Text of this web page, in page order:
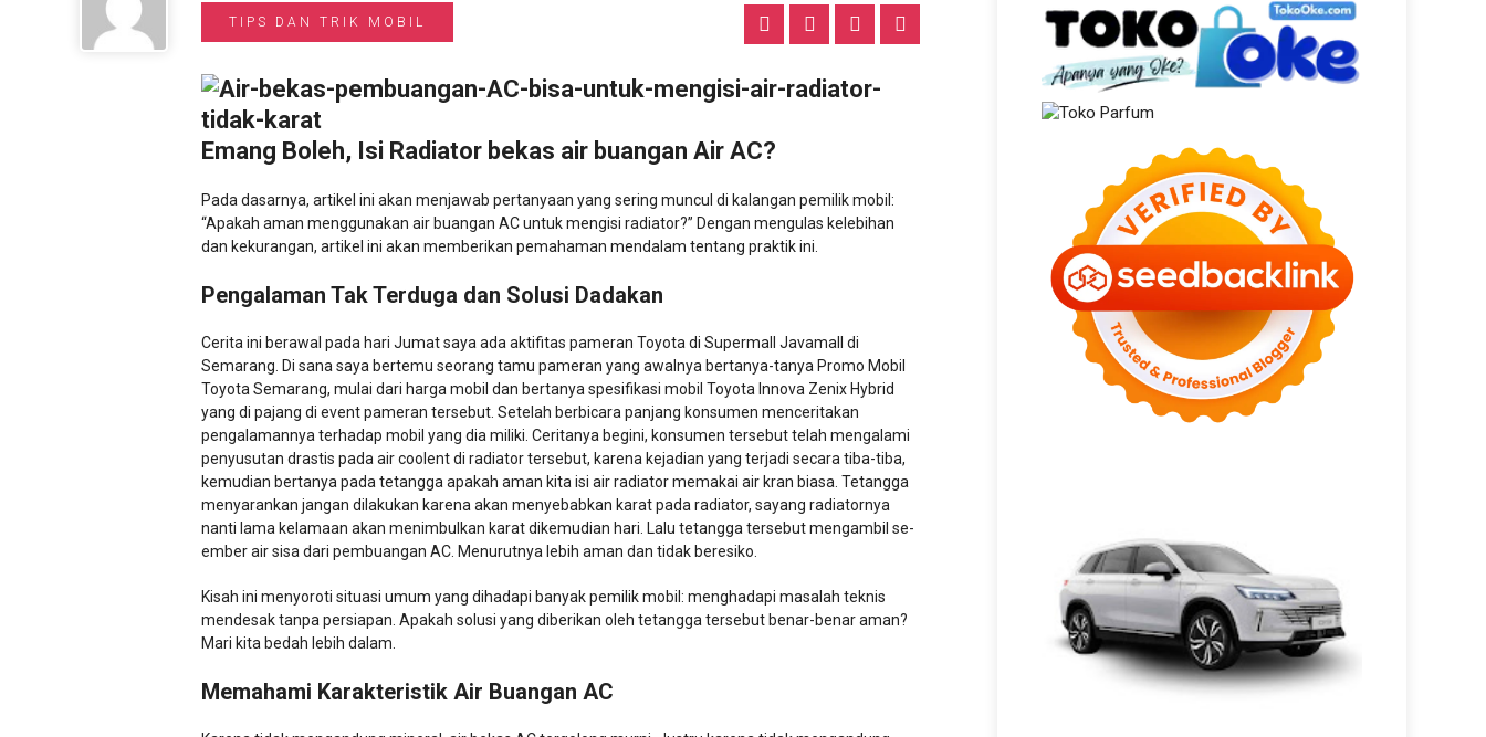
TIPS DAN TRIK MOBIL
Emang Boleh, Isi Radiator bekas air buangan Air AC?
Pada dasarnya, artikel ini akan menjawab pertanyaan yang sering muncul di kalangan pemilik mobil:
“Apakah aman menggunakan air buangan AC untuk mengisi radiator?” Dengan mengulas kelebihan
dan kekurangan, artikel ini akan memberikan pemahaman mendalam tentang praktik ini.
Pengalaman Tak Terduga dan Solusi Dadakan
Cerita ini berawal pada hari Jumat saya ada aktifitas pameran Toyota di Supermall Javamall di
Semarang. Di sana saya bertemu seorang tamu pameran yang awalnya bertanya-tanya Promo Mobil
Toyota Semarang, mulai dari harga mobil dan bertanya spesifikasi mobil Toyota Innova Zenix Hybrid
yang di pajang di event pameran tersebut. Setelah berbicara panjang konsumen menceritakan
pengalamannya terhadap mobil yang dia miliki. Ceritanya begini, konsumen tersebut telah mengalami
penyusutan drastis pada air coolent di radiator tersebut, karena kejadian yang terjadi secara tiba-tiba,
kemudian bertanya pada tetangga apakah aman kita isi air radiator memakai air kran biasa. Tetangga
menyarankan jangan dilakukan karena akan menyebabkan karat pada radiator, sayang radiatornya
nanti lama kelamaan akan menimbulkan karat dikemudian hari. Lalu tetangga tersebut mengambil se-
ember air sisa dari pembuangan AC. Menurutnya lebih aman dan tidak beresiko.
Kisah ini menyoroti situasi umum yang dihadapi banyak pemilik mobil: menghadapi masalah teknis
mendesak tanpa persiapan. Apakah solusi yang diberikan oleh tetangga tersebut benar-benar aman?
Mari kita bedah lebih dalam.
Memahami Karakteristik Air Buangan AC